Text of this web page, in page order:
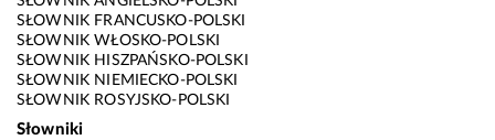
SŁOWNIK FRANCUSKO-POLSKI
SŁOWNIK WŁOSKO-POLSKI
SŁOWNIK HISZPAŃSKO-POLSKI
SŁOWNIK NIEMIECKO-POLSKI
SŁOWNIK ROSYJSKO-POLSKI
Słowniki